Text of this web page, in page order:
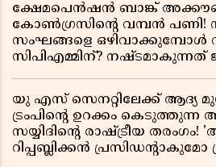
ക്ഷേമപെൻഷൻ ബാങ്ക്
കോൺഗ്രസിന്റെ വമ്പൻ
സംഘങ്ങളെ ഒഴിവാക്കുമ്പോൾ
സിപിഎമ്മിന്? നഷ്ടമാകുന്നത്
യു എസ് സെനറ്റിലേക്ക് ആദ്യ
ട്രംപിന്റെ ഉറക്കം
സയ്യിദിന്റെ രാഷ്ട്രീയ
റിപ്പബ്ലിക്കൻ പ്രസിഡന്റാകുമോ